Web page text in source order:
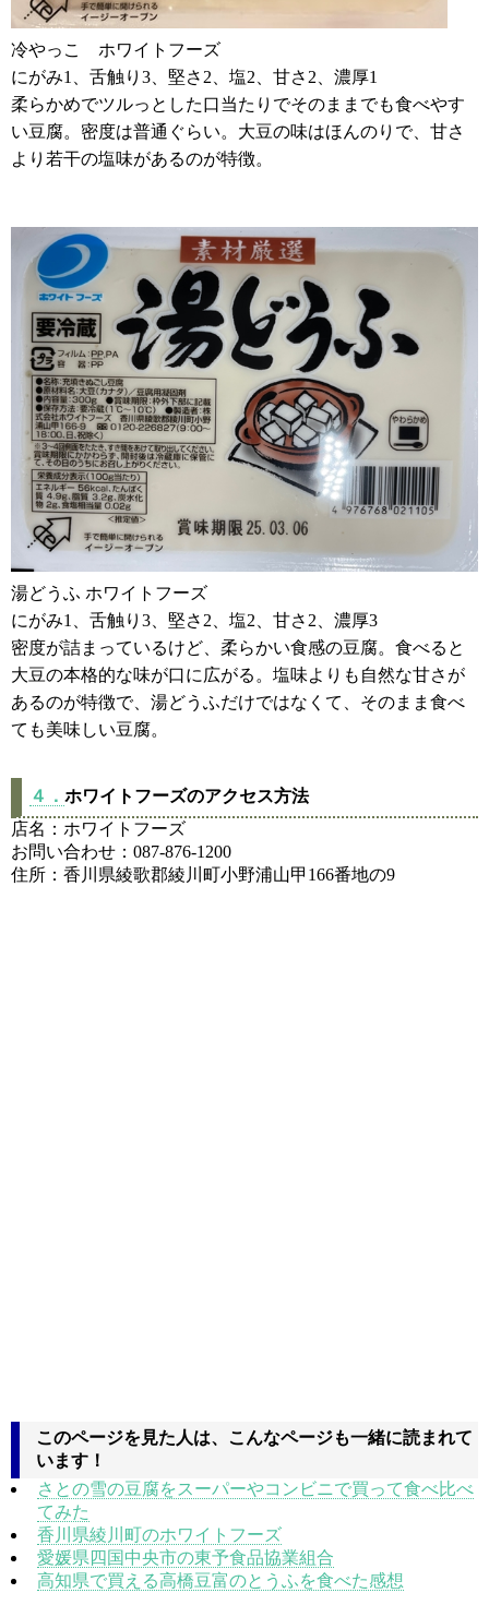
冷やっこ ホワイトフーズ
にがみ1、舌触り3、堅さ2、塩2、甘さ2、濃厚1
柔らかめでツルっとした口当たりでそのままでも食べやす
い豆腐。密度は普通ぐらい。大豆の味はほんのりで、甘さ
より若干の塩味があるのが特徴。
湯どうふ ホワイトフーズ
にがみ1、舌触り3、堅さ2、塩2、甘さ2、濃厚3
密度が詰まっているけど、柔らかい食感の豆腐。食べると
大豆の本格的な味が口に広がる。塩味よりも自然な甘さが
あるのが特徴で、湯どうふだけではなくて、そのまま食べ
ても美味しい豆腐。
４． ホワイトフーズのアクセス方法
店名：ホワイトフーズ
お問い合わせ：087-876-1200
住所：香川県綾歌郡綾川町小野浦山甲166番地の9
このページを見た人は、こんなページも一緒に読まれて
います！
さとの雪の豆腐をスーパーやコンビニで買って食べ比べ
てみた
香川県綾川町のホワイトフーズ
愛媛県四国中央市の東予食品協業組合
高知県で買える高橋豆富のとうふを食べた感想